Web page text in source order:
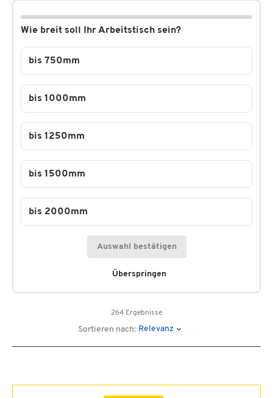
Wie breit soll Ihr Arbeitstisch sein?
Überspringen
bis 750mm
bis 1000mm
bis 1250mm
bis 1500mm
bis 2000mm
Auswahl bestätigen
264 Ergebnisse
Sortieren nach: Relevanz